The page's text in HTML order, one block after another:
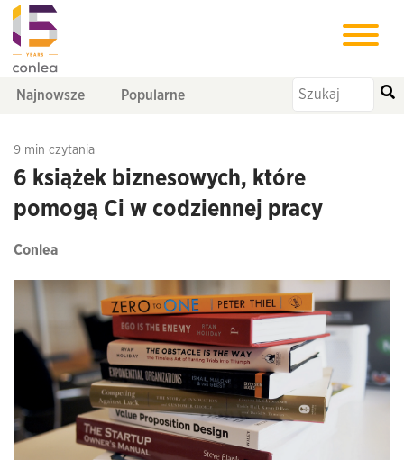
Najnowsze Popularne
9 min czytania
6 książek biznesowych, które
pomogą Ci w codziennej pracy
Conlea